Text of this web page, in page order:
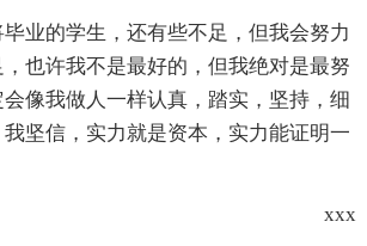
业的学生，还有些不足，但我会努力
也许我不是最好的，但我绝对是最努
像我做人一样认真，踏实，坚持，细
坚信，实力就是资本，实力能证明一
xxx